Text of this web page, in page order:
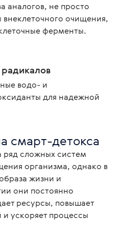
аналогов, не просто
очищения,
ферменты.
водо- и
для надежной
смарт-детокса
сложных систем
организма, однако в
жизни и
они постоянно
ресурсы, повышает
и ускоряет процессы